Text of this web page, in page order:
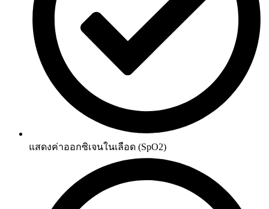
แสดงค่าออกซิเจนในเลือด (SpO2)